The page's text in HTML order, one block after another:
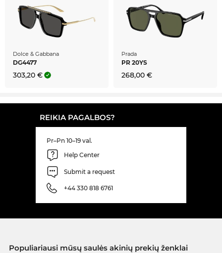
Dolce & Gabbana
DG4477
303,20 €
Prada
PR 20YS
268,00 €
REIKIA PAGALBOS?
Pr–Pn 10–19 val.
Help Center
Submit a request
+44 330 818 6761
Populiariausi mūsų saulės akinių prekių ženklai